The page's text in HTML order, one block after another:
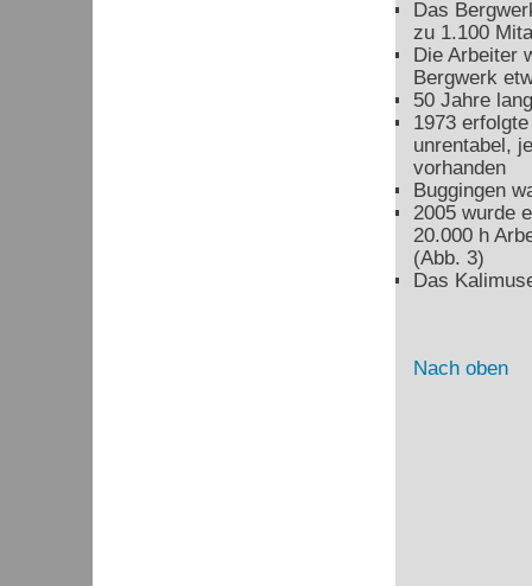
Das
zu 1.100
Die Arbeiter
Bergwerk
50 Jahre
1973
unrentabel,
vorhanden
Buggingen
2005 wurde
20.000 h
(Abb. 3)
Das
Nach oben